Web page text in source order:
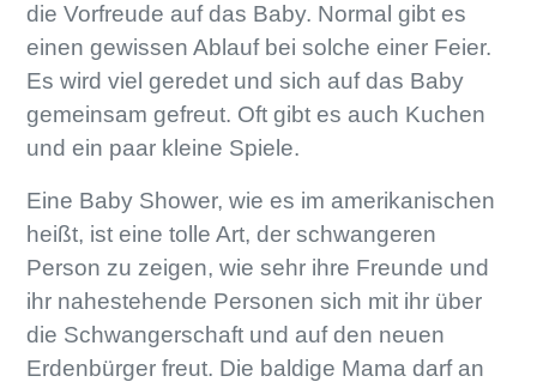
die Vorfreude auf das Baby. Normal gibt es
einen gewissen Ablauf bei solche einer Feier.
Es wird viel geredet und sich auf das Baby
gemeinsam gefreut. Oft gibt es auch Kuchen
und ein paar kleine Spiele.
Eine Baby Shower, wie es im amerikanischen
heißt, ist eine tolle Art, der schwangeren
Person zu zeigen, wie sehr ihre Freunde und
ihr nahestehende Personen sich mit ihr über
die Schwangerschaft und auf den neuen
Erdenbürger freut. Die baldige Mama darf an